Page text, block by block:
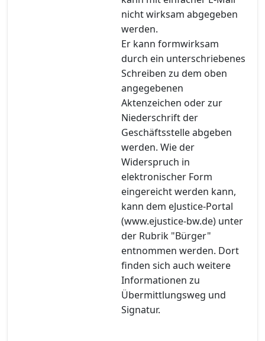
nicht wirksam abgegeben
werden.
Er kann formwirksam
durch ein unterschriebenes
Schreiben zu dem oben
angegebenen
Aktenzeichen oder zur
Niederschrift der
Geschäftsstelle abgeben
werden. Wie der
Widerspruch in
elektronischer Form
eingereicht werden kann,
kann dem eJustice-Portal
(www.ejustice-bw.de) unter
der Rubrik "Bürger"
entnommen werden. Dort
finden sich auch weitere
Informationen zu
Übermittlungsweg und
Signatur.